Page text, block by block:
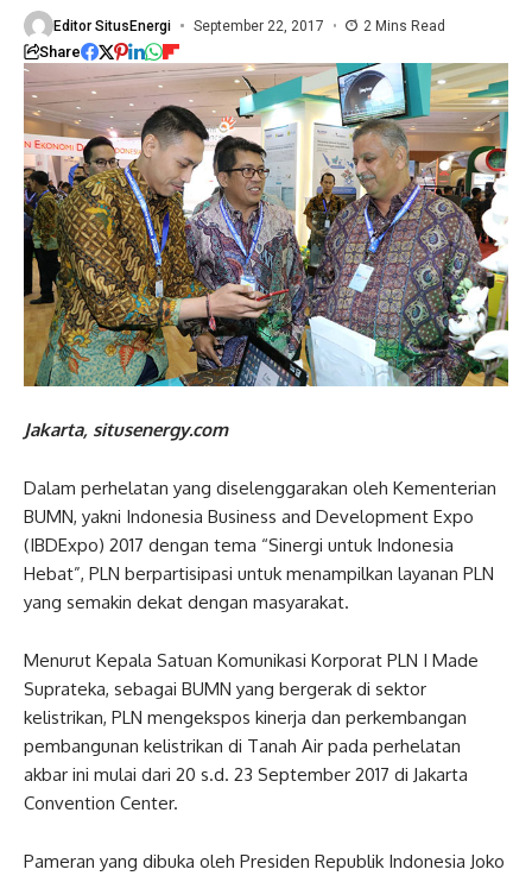
Editor SitusEnergi September 22, 2017 2 Mins Read
Share
Jakarta, situsenergy.com
Dalam perhelatan yang diselenggarakan oleh Kementerian
BUMN, yakni Indonesia Business and Development Expo
(IBDExpo) 2017 dengan tema “Sinergi untuk Indonesia
Hebat”, PLN berpartisipasi untuk menampilkan layanan PLN
yang semakin dekat dengan masyarakat.
Menurut Kepala Satuan Komunikasi Korporat PLN I Made
Suprateka, sebagai BUMN yang bergerak di sektor
kelistrikan, PLN mengekspos kinerja dan perkembangan
pembangunan kelistrikan di Tanah Air pada perhelatan
akbar ini mulai dari 20 s.d. 23 September 2017 di Jakarta
Convention Center.
Pameran yang dibuka oleh Presiden Republik Indonesia Joko